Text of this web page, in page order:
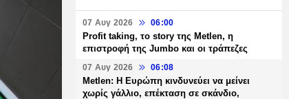
07 Αυγ 2026 06:00
Profit taking, το story της Metlen, η
επιστροφή της Jumbo και οι τράπεζες
07 Αυγ 2026 06:08
Metlen: Η Ευρώπη κινδυνεύει να μείνει
χωρίς γάλλιο, επέκταση σε σκάνδιο,